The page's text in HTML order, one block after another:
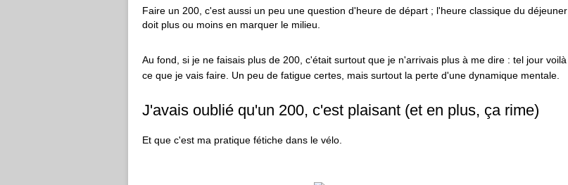
Faire un 200, c'est aussi un peu une question d'heure de départ ; l'heure classique du déjeuner
doit plus ou moins en marquer le milieu.
Au fond, si je ne faisais plus de 200, c'était surtout que je n'arrivais plus à me dire : tel jour voilà
ce que je vais faire. Un peu de fatigue certes, mais surtout la perte d'une dynamique mentale.
J'avais oublié qu'un 200, c'est plaisant (et en plus, ça rime)
Et que c'est ma pratique fétiche dans le vélo.